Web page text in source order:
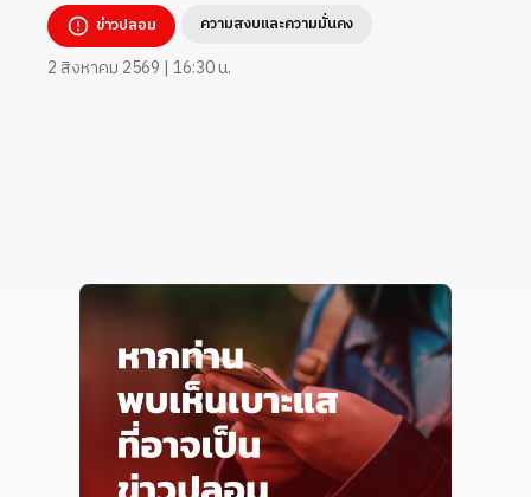
ข่าวปลอม ความสงบและความมั่นคง
2 สิงหาคม 2569 | 16:30 น.